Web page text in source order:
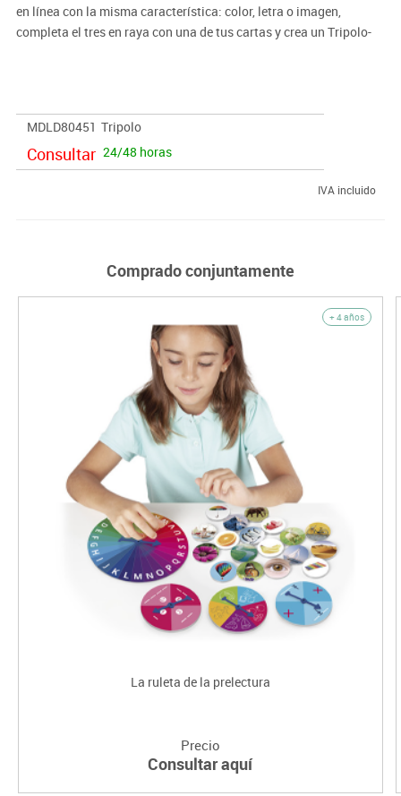
en línea con la misma característica: color, letra o imagen,
completa el tres en raya con una de tus cartas y crea un Tripolo-
MDLD80451 Tripolo
24/48 horas
Consultar
IVA incluido
Comprado conjuntamente
+ 4 años
La ruleta de la prelectura
Precio
Consultar aquí